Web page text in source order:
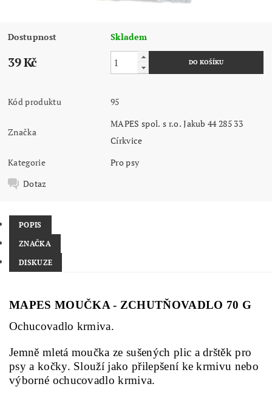
Dostupnost Skladem
39 Kč
Kód produktu 95
Značka
MAPES spol. s r.o. Jakub 44 285 33
Církvice
Kategorie
Pro psy
Dotaz
POPIS
ZNAČKA
DISKUZE
MAPES MOUČKA - ZCHUTŇOVADLO 70 G
Ochucovadlo krmiva.
Jemně mletá moučka ze sušených plic a drštěk pro
psy a kočky. Slouží jako přilepšení ke krmivu nebo
výborné ochucovadlo krmiva.